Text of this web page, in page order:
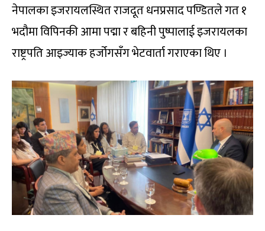
नेपालका इजरायलस्थित राजदूत धनप्रसाद पण्डितले गत १
भदौमा विपिनकी आमा पद्मा र बहिनी पुष्पालाई इजरायलका
राष्ट्रपति आइज्याक हर्जोगसँग भेटवार्ता गराएका थिए ।